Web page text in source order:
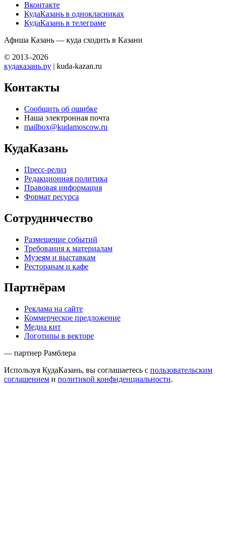
Вконтакте
КудаКазань в однокласниках
КудаКазань в телеграме
Афиша Казань — куда сходить в Казани
© 2013–2026
кудаказань.ру | kuda-kazan.ru
Контакты
Сообщить об ошибке
Наша электронная почта
mailbox@kudamoscow.ru
КудаКазань
Пресс-релиз
Редакционная политика
Правовая информация
Формат ресурса
Сотрудничество
Размещение событий
Требования к материалам
Музеям и выставкам
Ресторанам и кафе
Партнёрам
Реклама на сайте
Коммерческое предложение
Медиа кит
Логотипы в векторе
— партнер Рамблера
Используя КудаКазань, вы соглашаетесь с пользовательским
соглашением и политикой конфиденциальности.